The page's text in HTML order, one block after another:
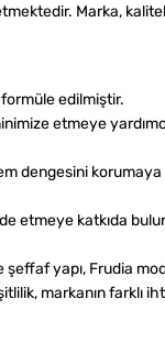
Marka,
edilmiştir.
etmeye
dengesini korumaya
etmeye katkıda
yapı, Frudia
markanın farklı